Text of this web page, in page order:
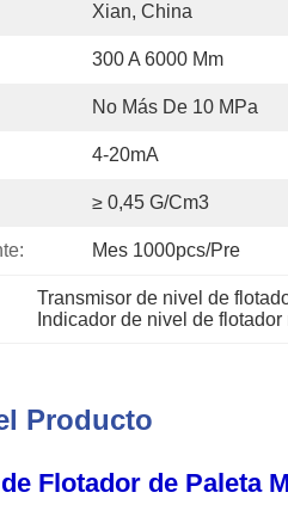
Xian, China
300 A 6000 Mm
No Más De 10 MPa
4-20mA
≥ 0,45 G/cm3
Mes 1000pcs/pre
Transmisor de nivel de
Indicador de nivel de
Producto
Flotador de Paleta